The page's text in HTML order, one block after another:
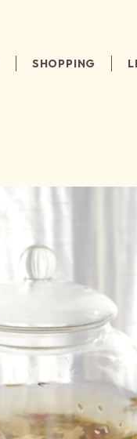
SHOPPING